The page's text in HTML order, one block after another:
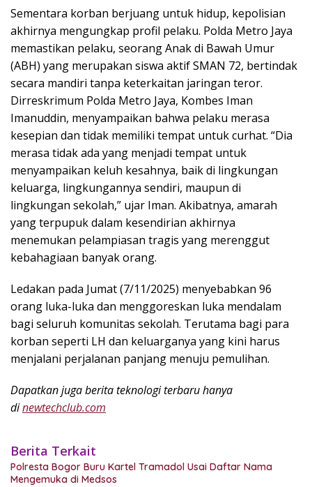
Sementara korban berjuang untuk hidup, kepolisian
akhirnya mengungkap profil pelaku. Polda Metro Jaya
memastikan pelaku, seorang Anak di Bawah Umur
(ABH) yang merupakan siswa aktif SMAN 72, bertindak
secara mandiri tanpa keterkaitan jaringan teror.
Dirreskrimum Polda Metro Jaya, Kombes Iman
Imanuddin, menyampaikan bahwa pelaku merasa
kesepian dan tidak memiliki tempat untuk curhat. “Dia
merasa tidak ada yang menjadi tempat untuk
menyampaikan keluh kesahnya, baik di lingkungan
keluarga, lingkungannya sendiri, maupun di
lingkungan sekolah,” ujar Iman. Akibatnya, amarah
yang terpupuk dalam kesendirian akhirnya
menemukan pelampiasan tragis yang merenggut
kebahagiaan banyak orang.
Ledakan pada Jumat (7/11/2025) menyebabkan 96
orang luka-luka dan menggoreskan luka mendalam
bagi seluruh komunitas sekolah. Terutama bagi para
korban seperti LH dan keluarganya yang kini harus
menjalani perjalanan panjang menuju pemulihan.
Dapatkan juga berita teknologi terbaru hanya
dinewtechclub.com
Berita Terkait
Polresta Bogor Buru Kartel Tramadol Usai Daftar Nama
Mengemuka di Medsos